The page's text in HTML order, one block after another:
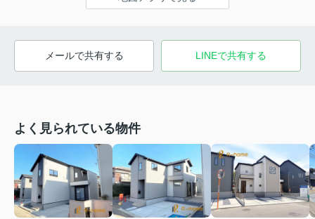
メールで共有する LINEで共有する
よく見られている物件